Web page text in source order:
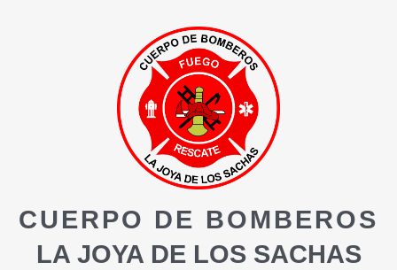
CUERPO DE BOMBEROS
LA JOYA DE LOS SACHAS